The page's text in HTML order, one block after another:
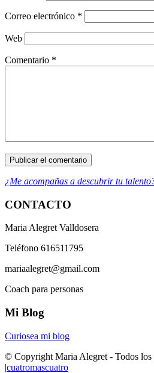
Correo electrónico *
Web
Comentario *
¿Me acompañas a descubrir tu
CONTACTO
Maria Alegret Valldosera
Teléfono 616511795
mariaalegret@gmail.com
Coach para personas
Mi Blog
Curiosea mi blog
© Copyright Maria Alegret - Todos los
|cuatromascuatro